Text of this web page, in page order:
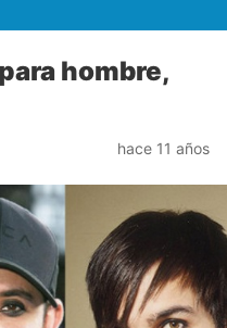
hombre,
hace 11 años